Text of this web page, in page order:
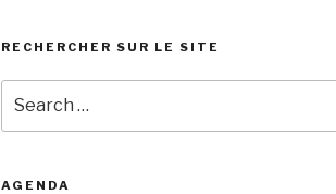
RECHERCHER SUR LE SITE
for:
AGENDA